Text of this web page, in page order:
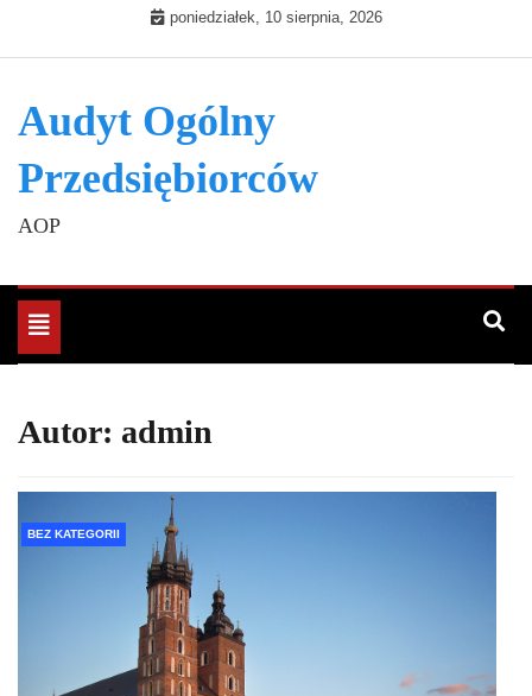
poniedziałek, 10 sierpnia, 2026
Audyt Ogólny
Przedsiębiorców
AOP
Toggle
navigation
Autor: admin
BEZ KATEGORII